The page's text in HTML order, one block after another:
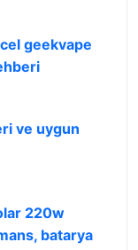
geekvape
ve uygun
220w
batarya